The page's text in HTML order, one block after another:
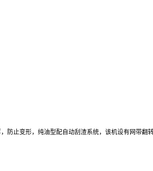
防止变形，纯油型配自动刮渣系统，该机设有网带翻